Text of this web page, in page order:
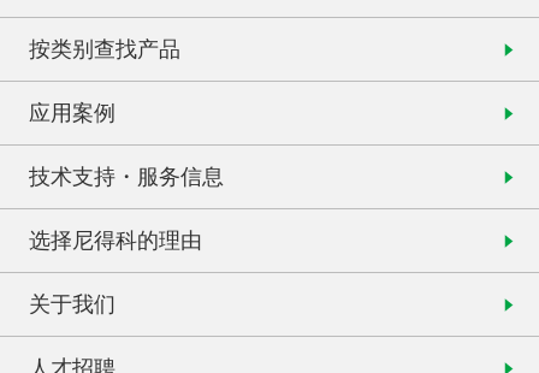
按类别查找产品
应用案例
技术支持・服务信息
选择尼得科的理由
关于我们